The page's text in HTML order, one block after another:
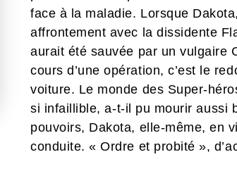
face à la maladie. Lorsque
affrontement avec la dissidente
aurait été sauvée par un vulgaire
cours d’une opération, c’est le
voiture. Le monde des Super-
si infaillible, a-t-il pu mourir aussi
pouvoirs, Dakota, elle-même, en
conduite. « Ordre et probité »,